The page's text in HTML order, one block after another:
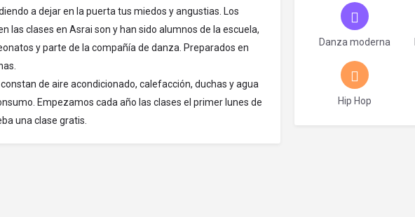
a dejar en la puerta tus miedos y angustias. Los
las clases en Asrai son y han sido alumnos de la escuela,
y parte de la compañía de danza. Preparados en
de aire acondicionado, calefacción, duchas y agua
Empezamos cada año las clases el primer lunes de
una clase gratis.
Danza moderna
Hip Hop